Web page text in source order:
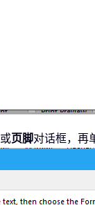
或页脚对话框，再